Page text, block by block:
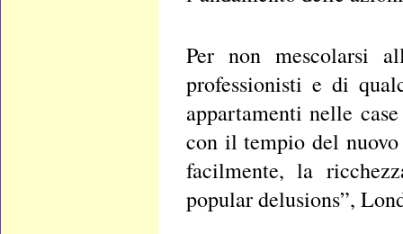
Per non mescolarsi
professionisti e di
appartamenti nelle
con il tempio del
facilmente, la
popular delusions”,